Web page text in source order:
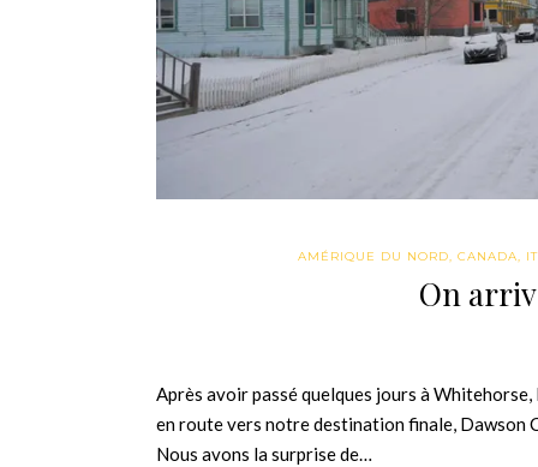
AMÉRIQUE DU NORD, CANADA,
On
Après avoir passé quelques jours à
en route vers notre destination finale, Dawson
Nous avons la surprise de…